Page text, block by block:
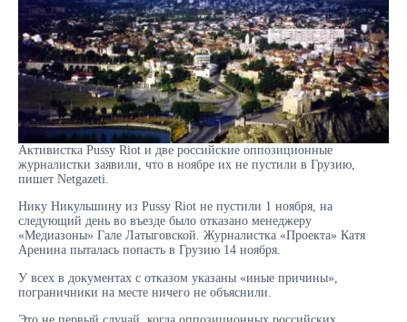
Активистка Pussy Riot и две российские оппозиционные
журналистки заявили, что в ноябре их не пустили в Грузию,
пишет Netgazeti.
Нику Никульшину из Pussy Riot не пустили 1 ноября, на
следующий день во въезде было отказано менеджеру
«Медиазоны» Гале Латыговской. Журналистка «Проекта» Катя
Аренина пыталась попасть в Грузию 14 ноября.
У всех в документах с отказом указаны «иные причины»,
пограничники на месте ничего не объяснили.